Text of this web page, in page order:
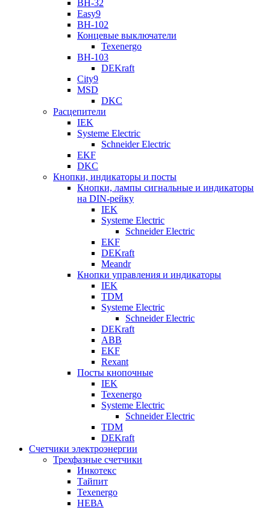
ВН-32
Easy9
ВН-102
Концевые выключатели
Texenergo
ВН-103
DEKraft
City9
MSD
DKC
Расцепители
IEK
Systeme Electric
Schneider Electric
EKF
DKC
Кнопки, индикаторы и посты
Кнопки, лампы сигнальные и индикаторы
на DIN-рейку
IEK
Systeme Electric
Schneider Electric
EKF
DEKraft
Meandr
Кнопки управления и индикаторы
IEK
TDM
Systeme Electric
Schneider Electric
DEKraft
ABB
EKF
Rexant
Посты кнопочные
IEK
Texenergo
Systeme Electric
Schneider Electric
TDM
DEKraft
Счетчики электроэнергии
Трехфазные счетчики
Инкотекс
Тайпит
Texenergo
НЕВА